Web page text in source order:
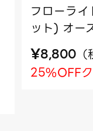
フローラ
ット) オー
¥8,800 （
25%OFF